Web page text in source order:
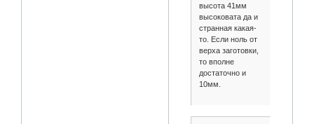
высота 41мм
высоковата да и
странная какая-
то. Если ноль от
верха заготовки,
то вполне
достаточно и
10мм.